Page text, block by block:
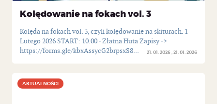
Kolędowanie na fokach vol. 3
21. 01. 2026 21. 01. 2026
Kolęda na fokach vol. 3, czyli kolędowanie na skiturach. 1
Lutego 2026 START: 10.00 - Złatna Huta Zapisy ->
https://forms.gle/kbxAssycG2brpsxS8...
AKTUALNOŚCI
AKTUALNOŚCI